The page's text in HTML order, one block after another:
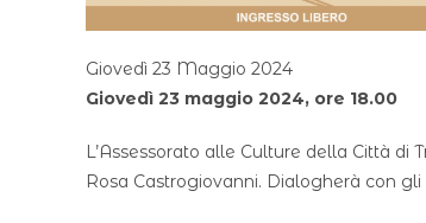
Giovedì 23 Maggio 2024
Giovedì 23 maggio 2024, ore 18.00
L’Assessorato alle Culture della Città di
Rosa Castrogiovanni. Dialogherà con